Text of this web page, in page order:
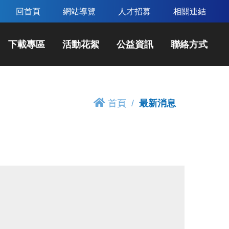
回首頁 網站導覽 人才招募 相關連結
下載專區 活動花絮 公益資訊 聯絡方式
首頁 最新消息